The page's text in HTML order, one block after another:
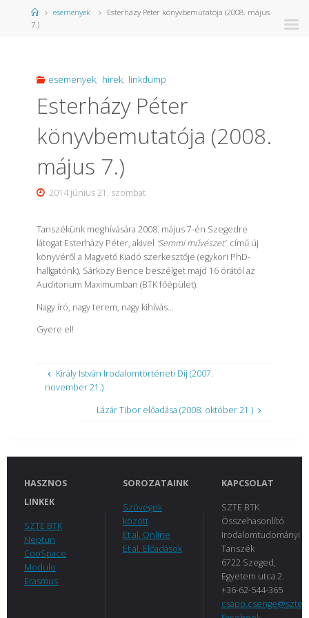
Kezdőlapesemenyek
Esterházy Péter könyvbemutatója (2008. május
7.)
esemenyek, hirek, linkdump
Esterházy Péter
könyvbemutatója (2008.
május 7.)
2014 június 21, szombat
Tanszékünk meghívására 2008. május 7-én Szegedre
látogat Esterházy Péter, akivel ‘Semmi művészet’című új
könyvéről a Magvető Kiadó szerkesztője (egykori PhD-
hallgatónk), Sárközy Bence beszélget majd 16 órától az
Auditorium Maximumban (BTK főépület).
Nagy író, nagy terem, nagy kihívás…
Gyere el!
Király István Irodalomtörténeti Díj (2007.
november 21.)
Lázár Tibor előadása (2008. október 21.)
HASZNOS
LINKEK
SZTE BTK
Neptun
CooSpace
Modulo
Erasmus
SOROZATAINK
Szövegek
között
Et al. Online
Et al. Előadások
KAPCSOLAT
SZTE BTK
Összehasonlító
Irodalomtudományi
Tanszék
6722 Szeged,
Egyetem utca 2.
+36-62-544-365